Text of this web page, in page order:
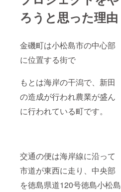
ろうと思った理由
金磯町は小松島市の中心部
に位置する街で
もとは海岸の干潟で、新田
の造成が行われ農業が盛ん
に行われている町です。
交通の便は海岸線に沿って
市道が東西に走り、中央部
を徳島県道120号徳島小松島